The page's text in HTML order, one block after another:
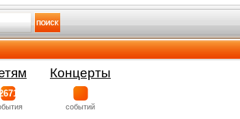
2671
Концерты
событий